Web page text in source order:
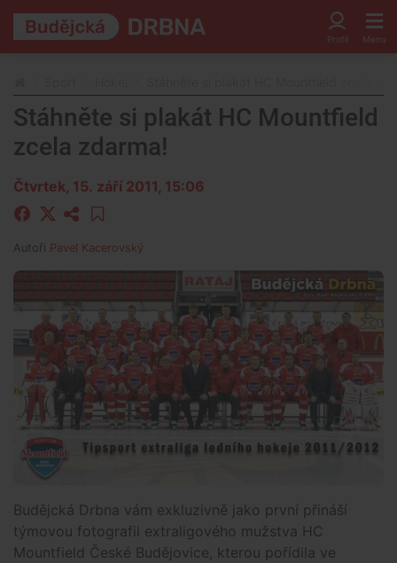
Stáhněte si plakát HC Mountfield
zcela zdarma!
Čtvrtek, 15. září 2011, 15:06
Autoři Pavel Kacerovský
Budějcká Drbna vám exkluzivně jako první přináší
týmovou fotografii extraligového mužstva HC
Mountfield České Budějovice, kterou pořídila ve